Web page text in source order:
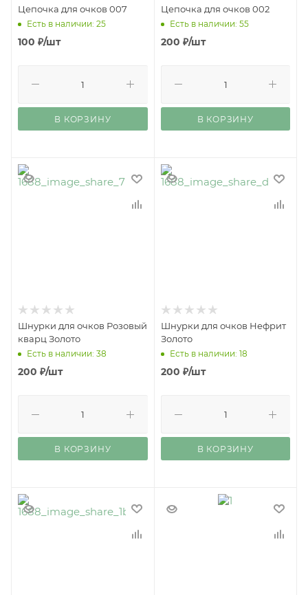
Цепочка для очков 007
Есть в наличии: 25
100 ₽/шт
В КОРЗИНУ
Цепочка для очков 002
Есть в наличии: 55
200 ₽/шт
В КОРЗИНУ
Шнурки для очков Розовый
кварц Золото
Есть в наличии: 38
200 ₽/шт
В КОРЗИНУ
Шнурки для очков Нефрит
Золото
Есть в наличии: 18
200 ₽/шт
В КОРЗИНУ